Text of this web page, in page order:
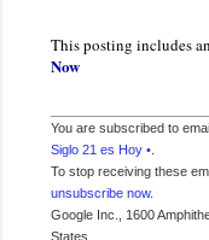
This posting includes
Now
You are subscribed to
Siglo 21 es Hoy •
To stop receiving these
unsubscribe now.
Google Inc., 1600
States